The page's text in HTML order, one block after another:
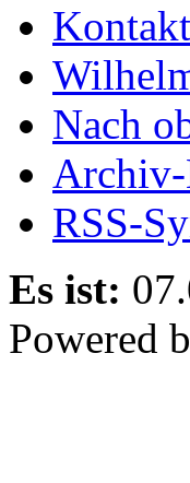
Kontakt
Nach
RSS-
Es ist:
Powered